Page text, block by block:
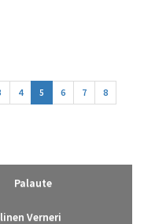
4 5 6 7
8
Palaute
Verneri